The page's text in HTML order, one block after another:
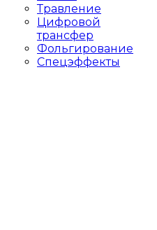
Травление
Цифровой
трансфер
Фольгирование
Спецэффекты